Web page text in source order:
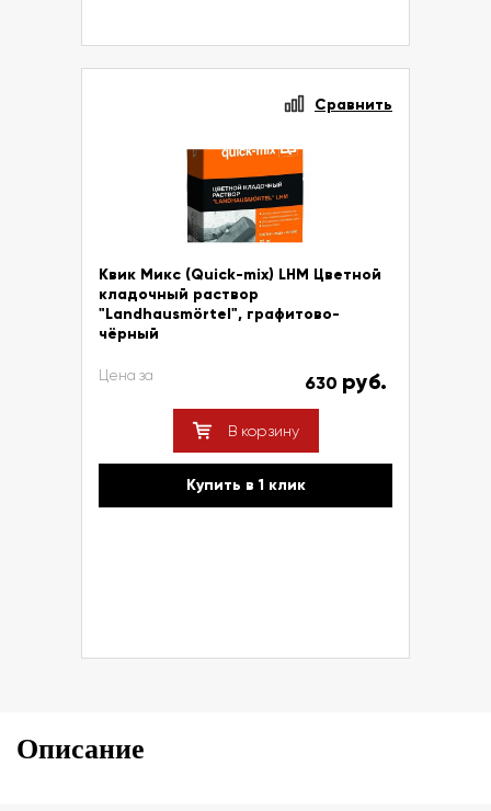
Сравнить
Квик Микс (Quick-mix) LHM Цветной
кладочный раствор
"Landhausmörtel", графитово-
чёрный
Цена за 630 руб.
В корзину
Купить в 1 клик
Описание